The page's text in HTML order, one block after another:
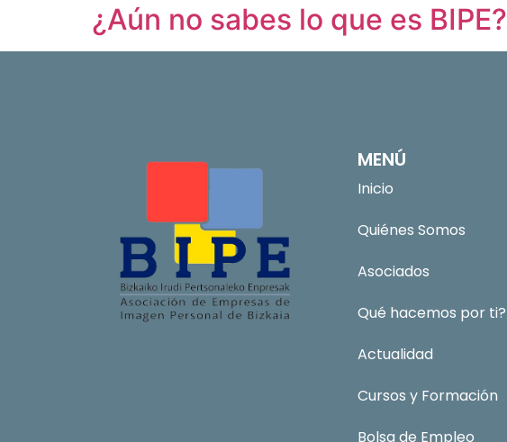
¿Aún no sabes lo que es BIPE?
MENÚ
Inicio
Quiénes Somos
Asociados
Qué hacemos por ti?
Actualidad
Cursos y Formación
Bolsa de Empleo